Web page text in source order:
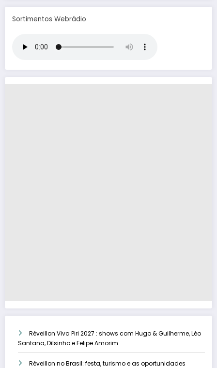
Sortimentos Webrádio
Réveillon Viva Piri 2027 : shows com Hugo & Guilherme, Léo
Santana, Dilsinho e Felipe Amorim
Réveillon no Brasil: festa, turismo e as oportunidades